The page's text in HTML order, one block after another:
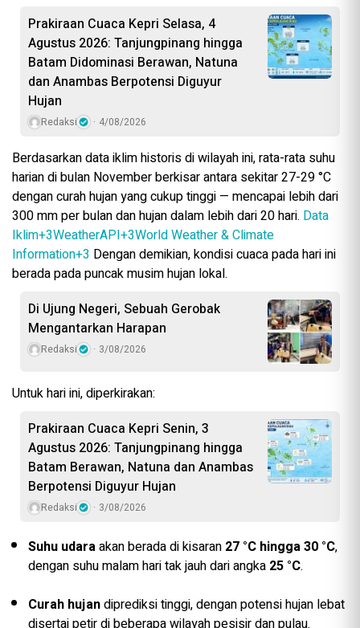
Prakiraan Cuaca Kepri Selasa, 4
Agustus 2026: Tanjungpinang hingga
Batam Didominasi Berawan, Natuna
dan Anambas Berpotensi Diguyur
Hujan
Redaksi 4/08/2026
Berdasarkan data iklim historis di wilayah ini, rata-rata suhu
harian di bulan November berkisar antara sekitar 27-29 °C
dengan curah hujan yang cukup tinggi — mencapai lebih dari
300 mm per bulan dan hujan dalam lebih dari 20 hari. Data
Iklim+3WeatherAPI+3World Weather & Climate
Information+3 Dengan demikian, kondisi cuaca pada hari ini
berada pada puncak musim hujan lokal.
Di Ujung Negeri, Sebuah Gerobak
Mengantarkan Harapan
Redaksi 3/08/2026
Untuk hari ini, diperkirakan:
Prakiraan Cuaca Kepri Senin, 3
Agustus 2026: Tanjungpinang hingga
Batam Berawan, Natuna dan Anambas
Berpotensi Diguyur Hujan
Redaksi 3/08/2026
Suhu udaraakan berada di kisaran 27 °C hingga 30 °C,
dengan suhu malam hari tak jauh dari angka 25 °C.
Curah hujandiprediksi tinggi, dengan potensi hujan lebat